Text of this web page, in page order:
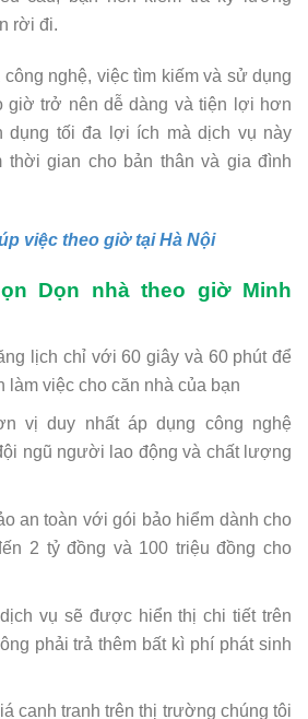
rời đi.
nghệ, việc tìm kiếm và sử dụng
giờ trở nên dễ dàng và tiện lợi hơn
dụng tối đa lợi ích mà dịch vụ này
thời gian cho bản thân và gia đình
việc theo giờ tại Hà Nội
Dọn nhà theo giờ Minh
lịch chỉ với 60 giây và 60 phút để
làm việc cho căn nhà của bạn
vị duy nhất áp dụng công nghệ
ngũ người lao động và chất lượng
an toàn với gói bảo hiểm dành cho
2 tỷ đồng và 100 triệu đồng cho
vụ sẽ được hiển thị chi tiết trên
phải trả thêm bất kì phí phát sinh
canh tranh trên thị trường chúng tôi